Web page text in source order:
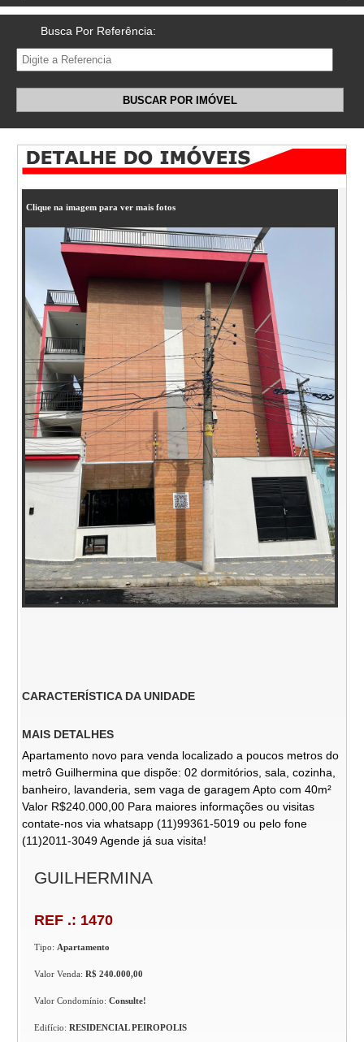
Busca Por Referência:
BUSCAR POR IMÓVEL
Clique na imagem para ver mais fotos
CARACTERÍSTICA DA UNIDADE
MAIS DETALHES
Apartamento novo para venda localizado a poucos metros do
metrô Guilhermina que dispõe: 02 dormitórios, sala, cozinha,
banheiro, lavanderia, sem vaga de garagem Apto com 40m²
Valor R$240.000,00 Para maiores informações ou visitas
contate-nos via whatsapp (11)99361-5019 ou pelo fone
(11)2011-3049 Agende já sua visita!
GUILHERMINA
REF .: 1470
Tipo: Apartamento
Valor Venda:R$ 240.000,00
Valor Condomínio:Consulte!
Edifício:RESIDENCIAL PEIROPOLIS